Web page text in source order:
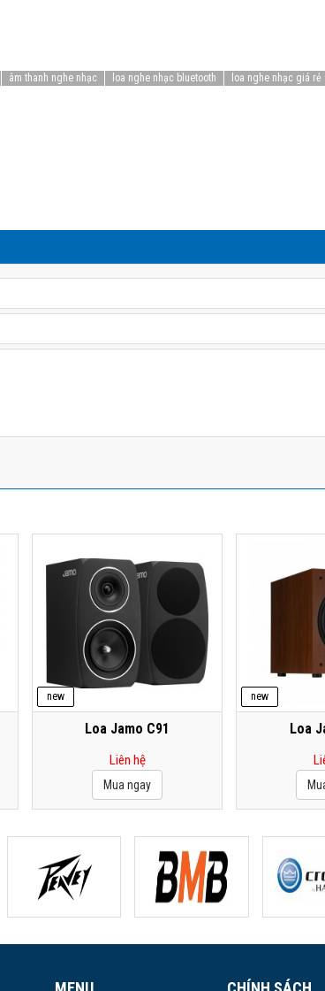
âm thanh nghe nhạc loa nghe nhạc bluetooth loa nghe nhạc giá rẻ
new
Loa Jamo C91
Liên hệ
new
Loa